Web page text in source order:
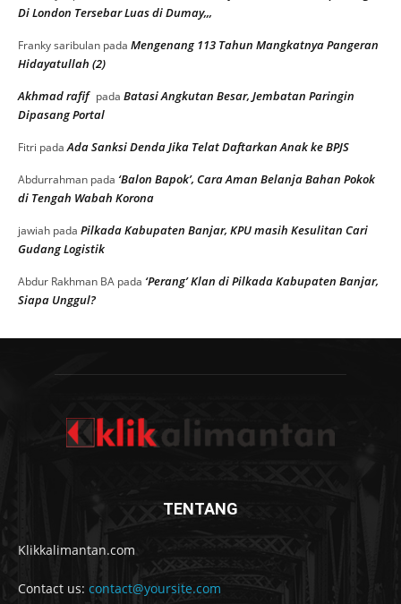
Di London Tersebar Luas di Dumay,,,
Franky saribulan pada Mengenang 113 Tahun Mangkatnya Pangeran
Hidayatullah (2)
Akhmad rafif pada Batasi Angkutan Besar, Jembatan Paringin
Dipasang Portal
Fitri padaAda Sanksi Denda Jika Telat Daftarkan Anak ke BPJS
Abdurrahman pada ‘Balon Bapok’, Cara Aman Belanja Bahan Pokok
di Tengah Wabah Korona
jawiah pada Pilkada Kabupaten Banjar, KPU masih Kesulitan Cari
Gudang Logistik
Abdur Rakhman BA pada ‘Perang’ Klan di Pilkada Kabupaten Banjar,
Siapa Unggul?
TENTANG
Klikkalimantan.com
Contact us: contact@yoursite.com